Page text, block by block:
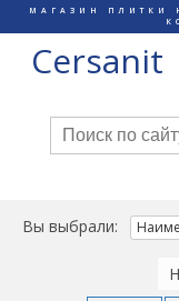
МАГАЗИН ПЛИТКИ
Cersanit
Вы выбрали: